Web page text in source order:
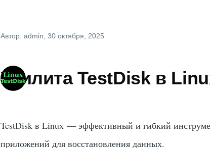
Автор:admin , 30 октября, 2025
Утилита TestDisk в
TestDisk в Linux — эффективный и гибкий
приложений для восстановления данных.